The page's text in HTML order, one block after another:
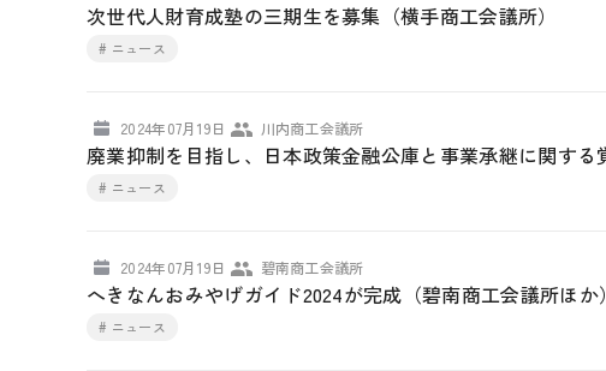
次世代人財育成塾の三期生を募集（横手商工会議所）
# ニュース
2024年07月19日 川内商工会議所
廃業抑制を目指し、日本政策金融公庫と事業承継に関する
# ニュース
2024年07月19日 碧南商工会議所
へきなんおみやげガイド2024が完成（碧南商工会議所ほか）
# ニュース